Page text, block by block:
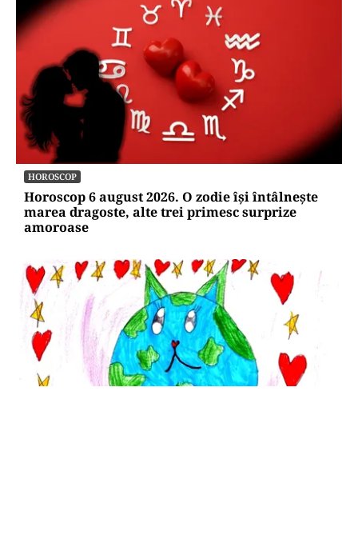
HOROSCOP
Horoscop 6 august 2026. O zodie își întâlnește
marea dragoste, alte trei primesc surprize
amoroase